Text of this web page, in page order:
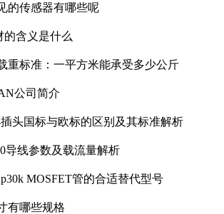
的传感器有哪些呢
的含义是什么
重标准：一平方米能承受多少公斤
公司简介
插头国标与欧标的区别及其标准解析
导线参数及载流量解析
MOSFET管的合适替代型号
有哪些规格